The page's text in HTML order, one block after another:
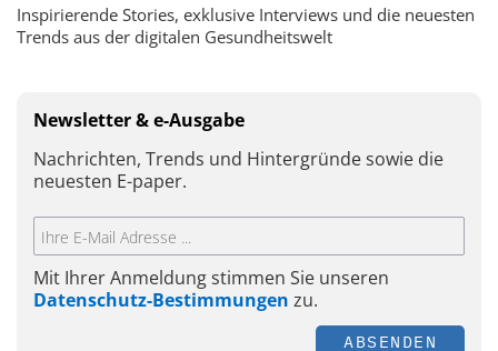
Inspirierende Stories, exklusive Interviews und die neuesten
Trends aus der digitalen Gesundheitswelt
Newsletter & e-Ausgabe
Nachrichten, Trends und Hintergründe sowie die
neuesten E-paper.
Mit Ihrer Anmeldung stimmen Sie unseren
Datenschutz-Bestimmungen zu.
ABSENDEN